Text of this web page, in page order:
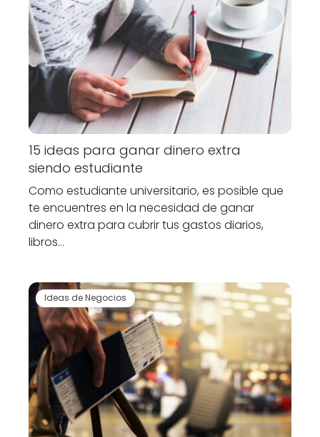
15 ideas para ganar dinero extra
siendo estudiante
Como estudiante universitario, es posible que
te encuentres en la necesidad de ganar
dinero extra para cubrir tus gastos diarios,
libros…
Ideas de Negocios